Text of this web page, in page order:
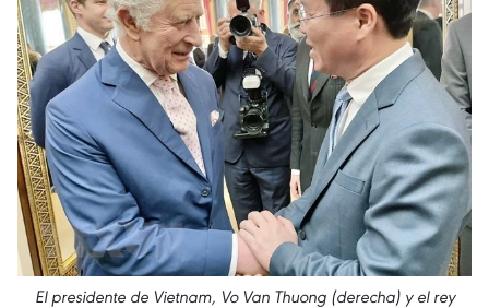
El presidente de Vietnam, Vo Van Thuong (derecha) y el rey